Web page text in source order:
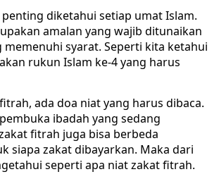
diketahui setiap umat Islam.
amalan yang wajib ditunaikan
memenuhi syarat. Seperti kita ketahui
rukun Islam ke-4 yang harus
ada doa niat yang harus dibaca.
ibadah yang sedang
fitrah juga bisa berbeda
siapa zakat dibayarkan. Maka dari
seperti apa niat zakat fitrah.